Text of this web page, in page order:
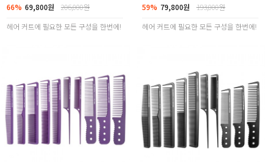
66% 69,800원
206,000원
헤어 커트에 필요한 모든 구성을 한번에!
59% 79,800원
193,000원
헤어 커트에 필요한 모든 구성을 한번에!